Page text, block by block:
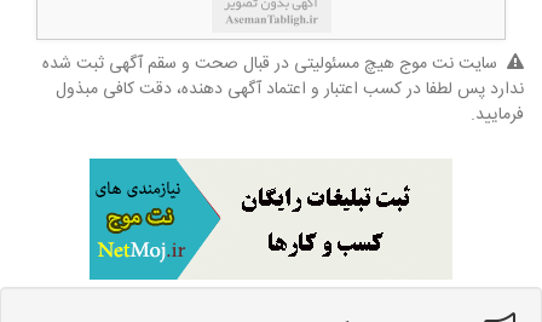
سایت نت موج هیچ مسئولیتی در قبال صحت و سقم آگهی ثبت شده
ندارد پس لطفا در کسب اعتبار و اعتماد آگهی دهنده، دقت کافی مبذول
فرمایید.